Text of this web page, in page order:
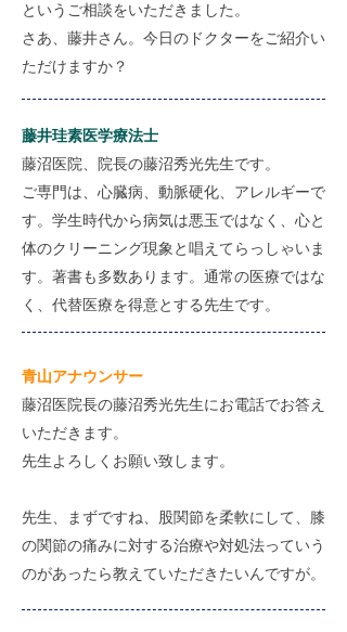
というご相談をいただきました。
さあ、藤井さん。今日のドクターをご紹介い
ただけますか？
藤井珪素医学療法士
藤沼医院、院長の藤沼秀光先生です。
ご専門は、心臓病、動脈硬化、アレルギーで
す。学生時代から病気は悪玉ではなく、心と
体のクリーニング現象と唱えてらっしゃいま
す。著書も多数あります。通常の医療ではな
く、代替医療を得意とする先生です。
​青山アナウンサー
藤沼医院長の藤沼秀光先生にお電話でお答え
いただきます。
先生よろしくお願い致します。
先生、まずですね、股関節を柔軟にして、膝
の関節の痛みに対する治療や対処法っていう
のがあったら教えていただきたいんですが。